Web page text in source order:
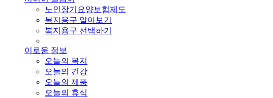
노인장기요양보험제도
복지용구 알아보기
복지용구 선택하기
이로움 정보
오늘의 복지
오늘의 건강
오늘의 제품
오늘의 휴식